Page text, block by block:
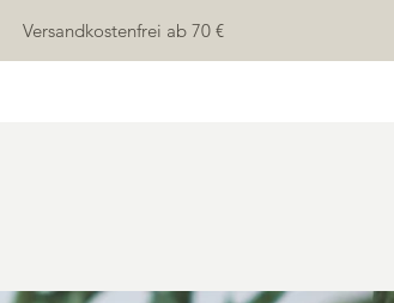
Versandkostenfrei ab 70 €